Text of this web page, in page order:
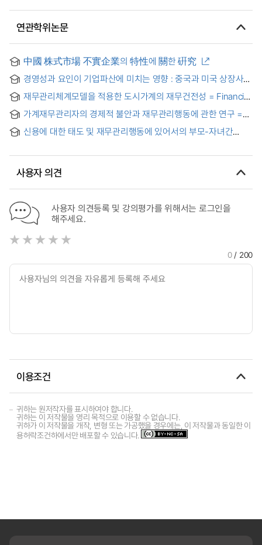
연관학위논문
中國 株式市場 不實企業의 特性에 關한 硏究
경영성과 요인이 기업파산에 미치는 영향 : 중국과 미국 상장사를
중심으로
재무관리체계모델을 적용한 도시가계의 재무건전성 = Financial
solidity of urban households with the application of
systems model on financial management
가계재무관리자의 경제적 불안과 재무관리행동에 관한 연구 =
(A)Study on the Economic Distress and the Financial
Management Behavior of the Household Financial
신용에 대한 태도 및 재무관리행동에 있어서의 부모-자녀간
Adolescents and Their Parents in Credit Attitude and
사용자 의견
사용자 의견등록 및 강의평가를 위해서는 로그인을
해주세요.
0/ 200
이용조건
귀하는 원저작자를 표시하여야 합니다.
귀하는 이 저작물을 영리 목적으로 이용할 수 없습니다.
귀하가 이 저작물을 개작, 변형 또는 가공했을 경우에는, 이 저작물과 동일한 이
용허락조건하에서만 배포할 수 있습니다.